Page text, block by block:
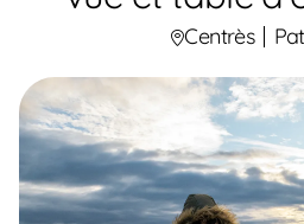
Centrès